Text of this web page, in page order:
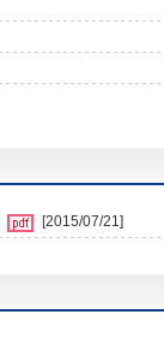
[2015/07/21]